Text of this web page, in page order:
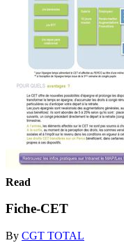
Read
Fiche-CET
By CGT TOTAL